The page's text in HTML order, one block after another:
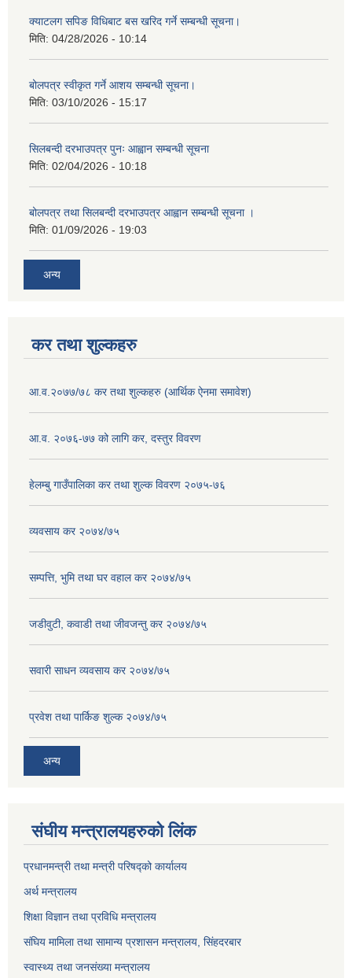
क्याटलग सपिङ विधिबाट बस खरिद गर्ने सम्बन्धी सूचना।
मिति: 04/28/2026 - 10:14
बोलपत्र स्वीकृत गर्ने आशय सम्बन्धी सूचना।
मिति: 03/10/2026 - 15:17
सिलबन्दी दरभाउपत्र पुनः आह्वान सम्बन्धी सूचना
मिति: 02/04/2026 - 10:18
बोलपत्र तथा सिलबन्दी दरभाउपत्र आह्वान सम्बन्धी सूचना ।
मिति: 01/09/2026 - 19:03
अन्य
कर तथा शुल्कहरु
आ.व.२०७७/७८ कर तथा शुल्कहरु (आर्थिक ऐनमा समावेश)
आ.व. २०७६-७७ को लागि कर, दस्तुर विवरण
हेलम्बु गाउँपालिका कर तथा शुल्क विवरण २०७५-७६
व्यवसाय कर २०७४/७५
सम्पत्ति, भुमि तथा घर वहाल कर २०७४/७५
जडीवुटी, कवाडी तथा जीवजन्तु कर २०७४/७५
सवारी साधन व्यवसाय कर २०७४/७५
प्रवेश तथा पार्किङ शुल्क २०७४/७५
अन्य
संघीय मन्त्रालयहरुको लिंक
प्रधानमन्त्री तथा मन्त्री परिषद्को कार्यालय
अर्थ मन्त्रालय
शिक्षा विज्ञान तथा प्रविधि मन्त्रालय
संघिय मामिला तथा सामान्य प्रशासन मन्त्रालय, सिंहदरबार
स्वास्थ्य तथा जनसंख्या मन्त्रालय